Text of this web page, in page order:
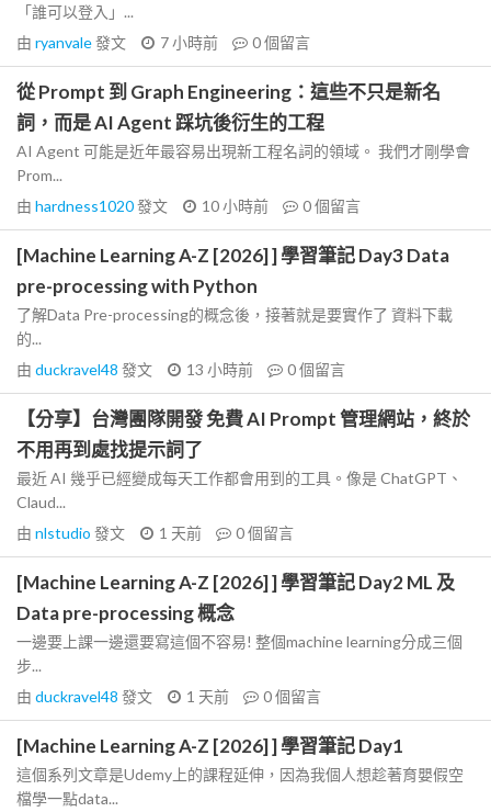
「誰可以登入」...
由 ryanvale發文 7 小時前 0個留言
從 Prompt 到 Graph Engineering：這些不只是新名
詞，而是 AI Agent 踩坑後衍生的工程
AI Agent 可能是近年最容易出現新工程名詞的領域。 我們才剛學會
Prom...
由 hardness1020發文 10 小時前 0個留言
[Machine Learning A-Z [2026] ] 學習筆記 Day3 Data
pre-processing with Python
了解Data Pre-processing的概念後，接著就是要實作了 資料下載
的...
由 duckravel48 發文 13 小時前 0個留言
【分享】台灣團隊開發 免費 AI Prompt 管理網站，終於
不用再到處找提示詞了
最近 AI 幾乎已經變成每天工作都會用到的工具。像是 ChatGPT、
Claud...
由 nlstudio 發文 1 天前 0個留言
[Machine Learning A-Z [2026] ] 學習筆記 Day2 ML 及
Data pre-processing 概念
一邊要上課一邊還要寫這個不容易! 整個machine learning分成三個
步...
由 duckravel48 發文 1 天前 0個留言
[Machine Learning A-Z [2026] ] 學習筆記 Day1
這個系列文章是Udemy上的課程延伸，因為我個人想趁著育嬰假空
檔學一點data...